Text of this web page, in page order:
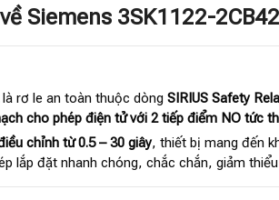
Siemens 3SK1122-
là rơ le an toàn thuộc dòng SIRIUS Safety
cho phép điện tử với 2 tiếp điểm NO tức
chỉnh từ 0.5 – 30 giây, thiết bị mang đến
lắp đặt nhanh chóng, chắc chắn, giảm